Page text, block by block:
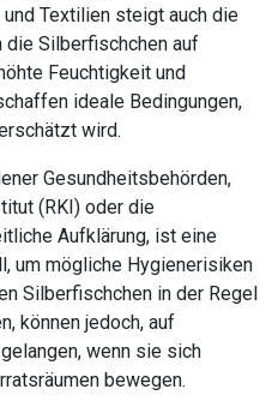
Textilien steigt auch die
die Silberfischchen auf
Feuchtigkeit und
ideale Bedingungen,
wird.
Gesundheitsbehörden,
(RKI) oder die
Aufklärung, ist eine
um mögliche Hygienerisiken
Silberfischchen in der Regel
können jedoch, auf
wenn sie sich
bewegen.